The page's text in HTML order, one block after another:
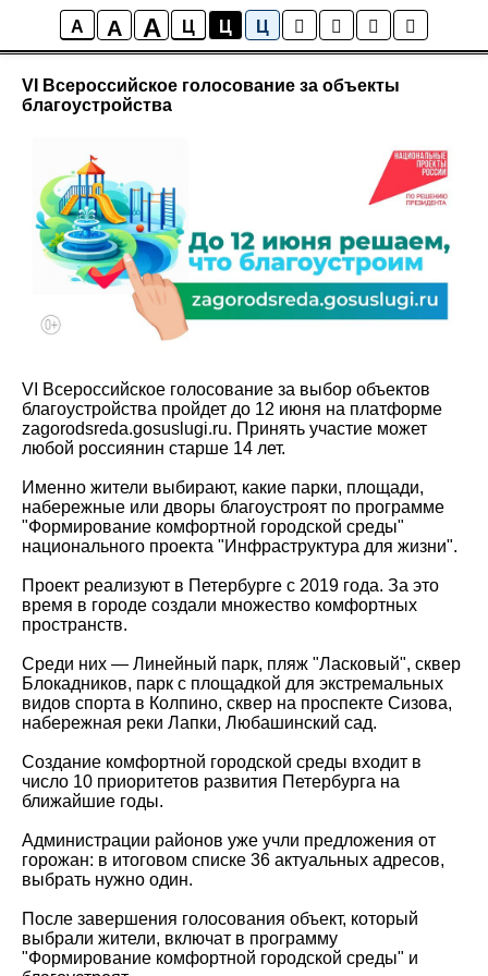
A A A Ц Ц Ц
Новости
VI Всероссийское голосование за объекты
благоустройства
VI Всероссийское голосование за выбор объектов
благоустройства пройдет до 12 июня на платформе
zagorodsreda.gosuslugi.ru. Принять участие может
любой россиянин старше 14 лет.
Именно жители выбирают, какие парки, площади,
набережные или дворы благоустроят по программе
"Формирование комфортной городской среды"
национального проекта "Инфраструктура для жизни".
Проект реализуют в Петербурге с 2019 года. За это
время в городе создали множество комфортных
пространств.
Среди них — Линейный парк, пляж "Ласковый", сквер
Блокадников, парк с площадкой для экстремальных
видов спорта в Колпино, сквер на проспекте Сизова,
набережная реки Лапки, Любашинский сад.
Создание комфортной городской среды входит в
число 10 приоритетов развития Петербурга на
ближайшие годы.
Администрации районов уже учли предложения от
горожан: в итоговом списке 36 актуальных адресов,
выбрать нужно один.
После завершения голосования объект, который
выбрали жители, включат в программу
"Формирование комфортной городской среды" и